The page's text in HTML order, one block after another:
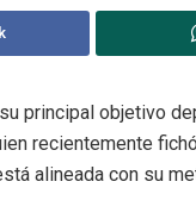
principal objetivo
recientemente
alineada con su